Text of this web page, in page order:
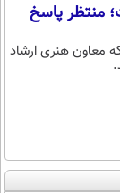
منتظر پاسخ
معاون هنری ارشاد